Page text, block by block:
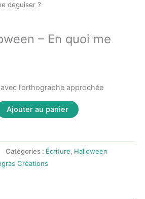
déguiser ?
– En quoi me
l’orthographe approchée
Ajouter au panier
Catégories : Écriture, Halloween
Créations